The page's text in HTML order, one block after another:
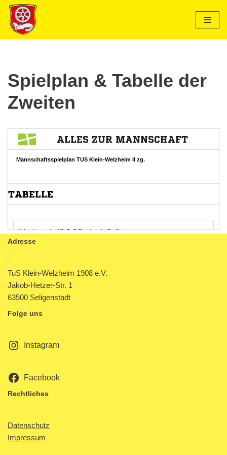
Zum
Inhalt
Spielplan & Tabelle der
Zweiten
Adresse
TuS Klein-Welzheim 1908 e.V.
Jakob-Hetzer-Str. 1
63500 Seligenstadt
Folge uns
Instagram
Facebook
Rechtliches
Datenschutz
Impressum